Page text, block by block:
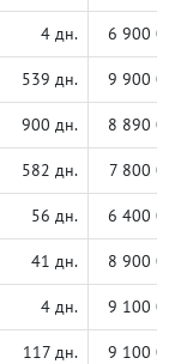
4 дн. 6 900
539 дн. 9 900
900 дн. 8 890
582 дн. 7 800
56 дн. 6 400
41 дн. 8 900
4 дн. 9 100
117 дн. 9 100